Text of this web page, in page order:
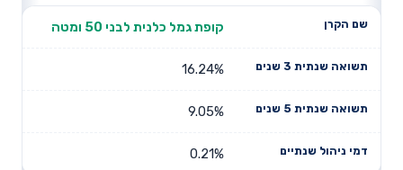
קופת גמל כלנית לבני 50 ומטה
16.24%
9.05%
0.21%